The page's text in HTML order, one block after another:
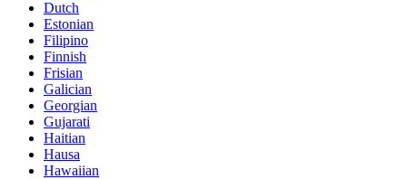
Dutch
Estonian
Filipino
Finnish
Frisian
Galician
Georgian
Gujarati
Haitian
Hausa
Hawaiian